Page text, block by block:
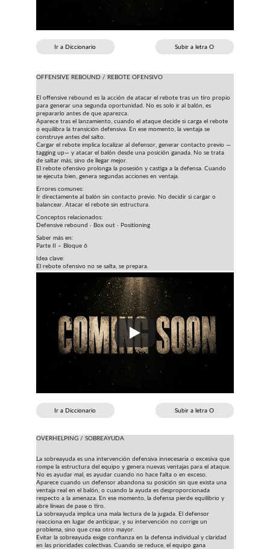
Ir a Diccionario Subir a letra O
OFFENSIVE REBOUND / REBOTE OFENSIVO
El offensive rebound es la acción de atacar el rebote tras un tiro propio
para generar una segunda oportunidad. No es solo ir al balón, es
prepararlo antes de que aparezca.
Aparece tras el lanzamiento, cuando el ataque decide si carga el rebote
o equilibra la transición defensiva. En ese momento, la ventaja se
construye antes del salto.
Cargar el rebote implica localizar al defensor, generar contacto previo —
tagging up— y atacar el balón desde una posición ganada. No se trata
de saltar más, sino de llegar mejor.
El rebote ofensivo prolonga la posesión y castiga a la defensa. Cuando
se ejecuta bien, genera segundas acciones en ventaja.
Errores comunes:
Ir directamente al balón sin contacto previo. No decidir si cargar o
balancear. Atacar el rebote sin estructura.
Conceptos relacionados:
Defensive rebound · Box out · Positioning
Saber más en:
Parte II – Bloque 6
Idea clave:
El rebote ofensivo no se salta, se prepara.
Ir a Diccionario Subir a letra O
OVERHELPING / SOBREAYUDA
La sobreayuda es una intervención defensiva innecesaria o excesiva que
rompe la estructura del equipo y genera nuevas ventajas para el ataque.
No es ayudar mal, es ayudar cuando no hace falta o en exceso.
Aparece cuando un defensor abandona su posición sin que exista una
ventaja real en el balón, o cuando la ayuda es desproporcionada
respecto a la amenaza. En ese momento, la defensa pierde equilibrio y
abre líneas de pase o tiro.
La sobreayuda implica una mala lectura de la jugada. El defensor
reacciona en lugar de anticipar, y su intervención no corrige un
problema, sino que crea otro mayor.
Evitar la sobreayuda exige confianza en la defensa individual y claridad
en las prioridades colectivas. Cuando se reduce, el equipo gana